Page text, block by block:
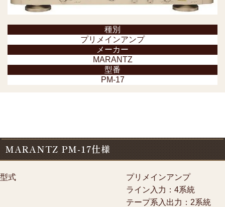
種別
プリメインアンプ
メーカー
MARANTZ
型番
PM-17
MARANTZ PM-17仕様
型式 プリメインアンプ
ライン入力：4系統
テープ系入出力：2系統